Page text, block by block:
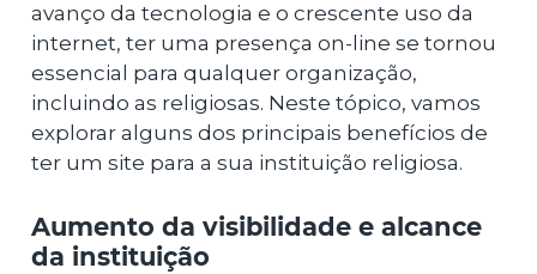
avanço da tecnologia e o crescente uso da
internet, ter uma presença on-line se tornou
essencial para qualquer organização,
incluindo as religiosas. Neste tópico, vamos
explorar alguns dos principais benefícios de
ter um site para a sua instituição religiosa.
Aumento da visibilidade e alcance
da instituição